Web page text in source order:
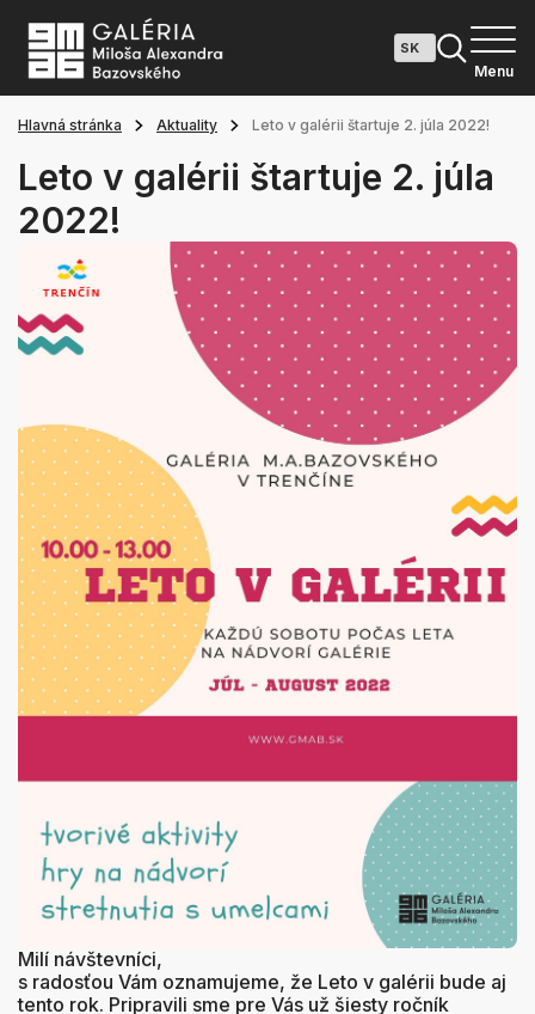
Menu
Hlavná stránka Aktuality Leto v galérii štartuje 2. júla 2022!
Leto v galérii štartuje 2. júla
2022!
Milí návštevníci,
s radosťou Vám oznamujeme, že Leto v galérii bude aj
tento rok. Pripravili sme pre Vás už šiesty ročník